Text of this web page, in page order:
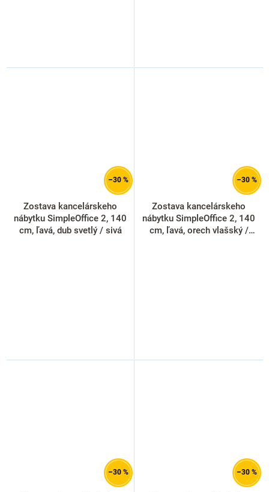
–30 %
Zostava kancelárskeho
nábytku SimpleOffice 2, 140
cm, ľavá, dub svetlý / sivá
–30 %
Zostava kancelárskeho
nábytku SimpleOffice 2, 140
cm, ľavá, orech vlašský /
–30 % –30 %